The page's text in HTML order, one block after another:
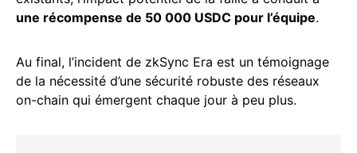
une récompense de 50 000 USDC pour l’équipe.
Au final, l’incident de zkSync Era est un témoignage
de la nécessité d’une sécurité robuste des réseaux
on-chain qui émergent chaque jour à peu plus.